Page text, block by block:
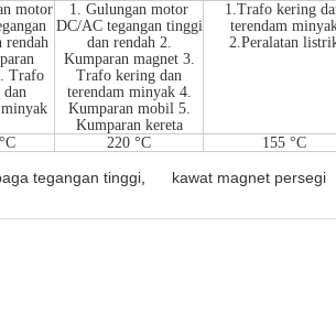
motor
rendah
Trafo
dan
1. Gulungan motor
DC/AC tegangan tinggi
dan rendah 2.
Kumparan magnet 3.
Trafo kering dan
terendam minyak 4.
Kumparan mobil 5.
Kumparan kereta
1.Trafo kering
terendam
2.Peralatan
220 °C 155 °C
tegangan tinggi kawat magnet persegi